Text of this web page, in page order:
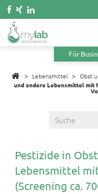
Für
> Lebensmittel > Obst
und andere Lebensmittel mit
Pestizide in
Lebensmittel
(Screening ca.